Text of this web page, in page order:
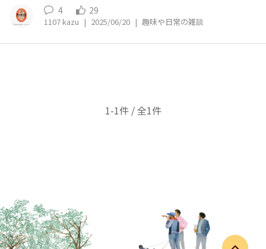
4 29
1107 kazu | 2025/06/20 | 趣味や日常の雑談
1-1件 / 全1件